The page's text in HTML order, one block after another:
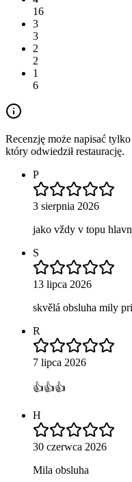
16
3
3
2
2
1
6
Recenzję może napisać
który odwiedził restaurację.
P
3 sierpnia 2026
jako vždy v topu
S
13 lipca 2026
skvělá obsluha mily
R
7 lipca 2026
👍👍👍
H
30 czerwca 2026
Mila obsluha